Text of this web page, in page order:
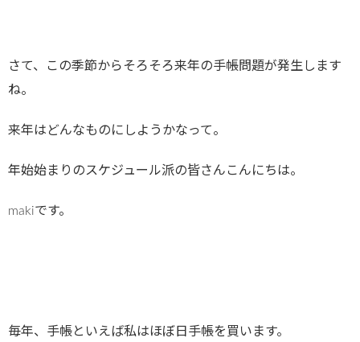
さて、この季節からそろそろ来年の手帳問題が発生します
ね。
来年はどんなものにしようかなって。
年始始まりのスケジュール派の皆さんこんにちは。
makiです。
毎年、手帳といえば私はほぼ日手帳を買います。